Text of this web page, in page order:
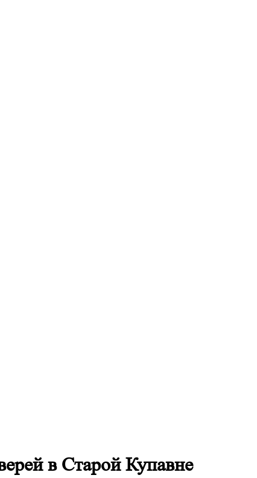
в Старой Купавне